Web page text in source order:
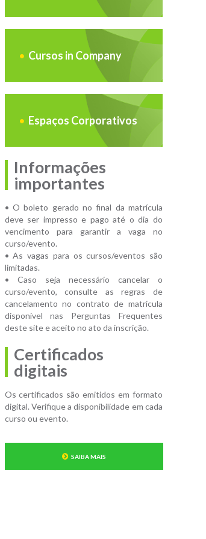
Cursos in Company
Espaços Corporativos
Informações
importantes
• O boleto gerado no final da matrícula
deve ser impresso e pago até o dia do
vencimento para garantir a vaga no
curso/evento.
• As vagas para os cursos/eventos são
limitadas.
• Caso seja necessário cancelar o
curso/evento, consulte as regras de
cancelamento no contrato de matrícula
disponível nas Perguntas Frequentes
deste site e aceito no ato da inscrição.
Certificados
digitais
Os certificados são emitidos em formato
digital. Verifique a disponibilidade em cada
curso ou evento.
SAIBA MAIS